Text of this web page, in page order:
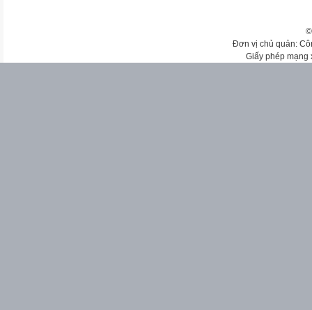
Đơn vị chủ quản:
Giấy phép mạng